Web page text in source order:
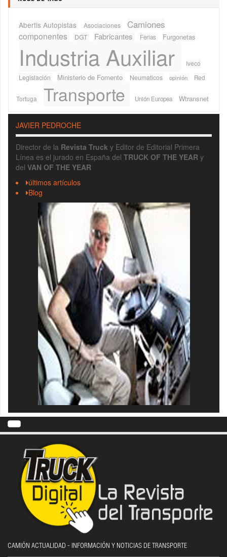
Abertis Autopistas Asociaciones Camiones
componentes DGT Fabricantes Ferias Furgonetas
Industria Auxiliar
Iveco
Legislación
Ministerio de Fomento Neumaticos opinión Red
Tortuga Transporte Unión Europea Wtransnet
JAVIER PEDROCHE
Director de la Revista Truck y Editor de Editorial Primera
Línea es el jurado en España del TRUCK OF THE YEAR y
del VAN OF THE YEAR
últimos artículos
Blog
CAMIÓN ACTUALIDAD - INFORMACIÓN Y NOTICIAS DE TRANSPORTE